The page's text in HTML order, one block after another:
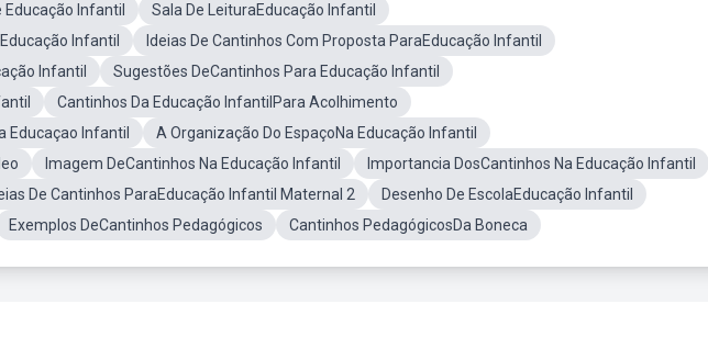
Educação Infantil
Sala De LeituraEducação Infantil
Infantil
Ideias De Cantinhos Com Proposta ParaEducação Infantil
Infantil
Sugestões DeCantinhos Para Educação Infantil
Cantinhos Da Educação InfantilPara Acolhimento
Educaçao Infantil
A Organização Do EspaçoNa Educação Infantil
Imagem DeCantinhos Na Educação Infantil
Importancia DosCantinhos Na Educação Infantil
De Cantinhos ParaEducação Infantil Maternal 2
Desenho De EscolaEducação Infantil
Exemplos DeCantinhos Pedagógicos Cantinhos PedagógicosDa Boneca